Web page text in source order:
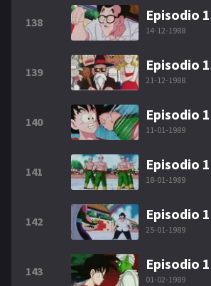
138 Episodio
14-12-1988
139 Episodio
21-12-1988
140 Episodio
11-01-1989
141 Episodio
18-01-1989
142 Episodio
25-01-1989
143 Episodio
01-02-1989